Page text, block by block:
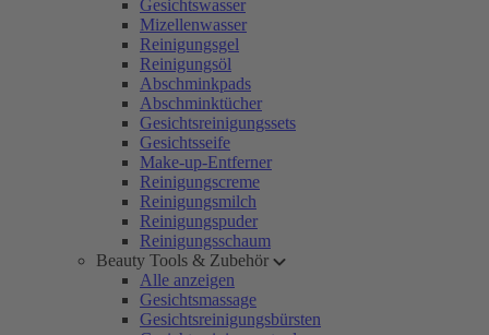
Gesichtswasser
Mizellenwasser
Reinigungsgel
Reinigungsöl
Abschminkpads
Abschminktücher
Gesichtsreinigungssets
Gesichtsseife
Make-up-Entferner
Reinigungscreme
Reinigungsmilch
Reinigungspuder
Reinigungsschaum
Beauty Tools & Zubehör
Alle anzeigen
Gesichtsmassage
Gesichtsreinigungsbürsten